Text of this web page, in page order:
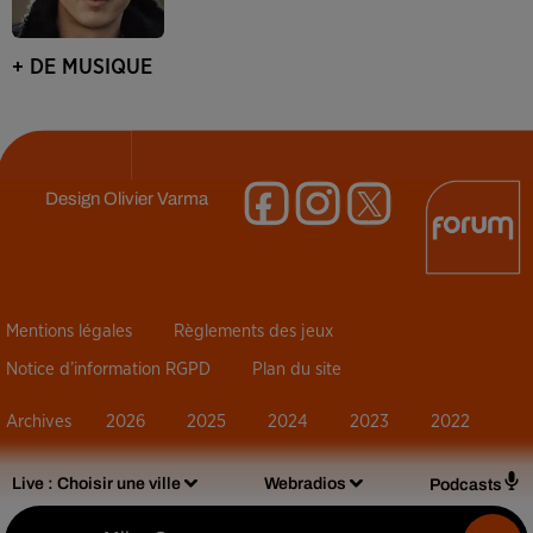
Live : Choisir une ville Webradios Podcasts
+ DE MUSIQUE
DesignOlivier Varma
Mentions légales Règlements des jeux
Notice d’information RGPD Plan du site
Archives 2026 2025 2024 2023 2022